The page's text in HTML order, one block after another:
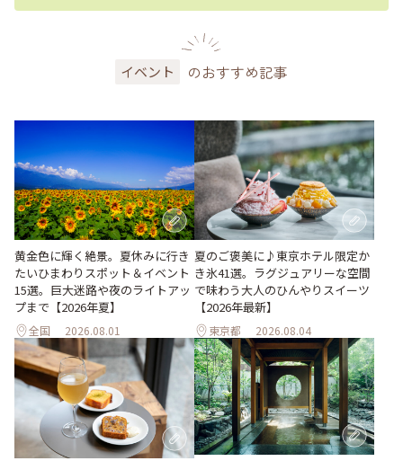
イベント のおすすめ記事
黄金色に輝く絶景。夏休みに行き
たいひまわりスポット＆イベント
15選。巨大迷路や夜のライトアッ
プまで【2026年夏】
全国 2026.08.01
夏のご褒美に♪東京ホテル限定か
き氷41選。ラグジュアリーな空間
で味わう大人のひんやりスイーツ
【2026年最新】
東京都 2026.08.04